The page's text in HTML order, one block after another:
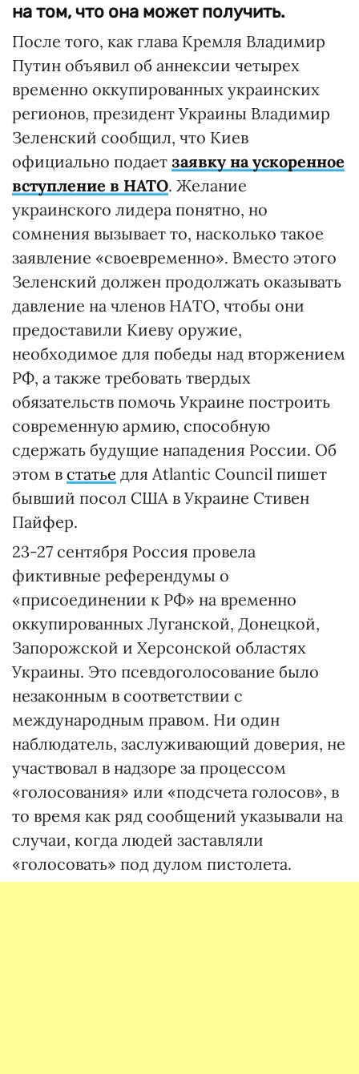
на том, что она может получить.
После того, как глава Кремля Владимир
Путин объявил об аннексии четырех
временно оккупированных украинских
регионов, президент Украины Владимир
Зеленский сообщил, что Киев
официально подает заявку на ускоренное
вступление в НАТО. Желание
украинского лидера понятно, но
сомнения вызывает то, насколько такое
заявление «своевременно». Вместо этого
Зеленский должен продолжать оказывать
давление на членов НАТО, чтобы они
предоставили Киеву оружие,
необходимое для победы над вторжением
РФ, а также требовать твердых
обязательств помочь Украине построить
современную армию, способную
сдержать будущие нападения России. Об
этом в статье для Atlantic Council пишет
бывший посол США в Украине Стивен
Пайфер.
23-27 сентября Россия провела
фиктивные референдумы о
«присоединении к РФ» на временно
оккупированных Луганской, Донецкой,
Запорожской и Херсонской областях
Украины. Это псевдоголосование было
незаконным в соответствии с
международным правом. Ни один
наблюдатель, заслуживающий доверия, не
участвовал в надзоре за процессом
«голосования» или «подсчета голосов», в
то время как ряд сообщений указывали на
случаи, когда людей заставляли
«голосовать» под дулом пистолета.